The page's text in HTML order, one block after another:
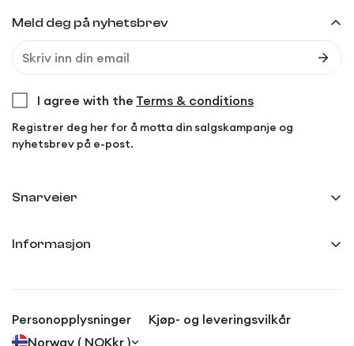
Snarveier
Ordreoversikt
Informasjon
Personvernerklæring
Meld deg på nyhetsbrev
I agree with the Terms & conditions
Registrer deg her for å motta din salgskampanje og
nyhetsbrev på e-post.
Personopplysninger
Kjøp- og leveringsvilkår
Norway ( NOKkr )